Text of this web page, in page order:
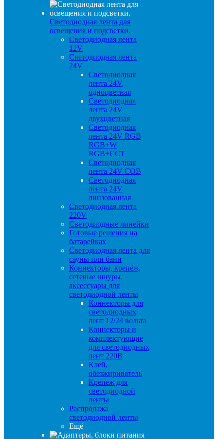
Светодиодная лента для
освещения и подсветки.
Светодиодная лента
12V
Светодиодная лента
24V
Светодиодная
лента 24V
одноцветная
Светодиодная
лента 24V
двухцветная
Светодиодная
лента 24V RGB
RGB+W
RGB+CCT
Светодиодная
лента 24V COB
Светодиодная
лента 24V
линзованная
Светодиодная лента
220V
Светодиодные линейки
Готовые решения на
батарейках
Светодиодная лента для
сауны или бани
Коннекторы, крепёж,
сетевые шнуры,
аксессуары для
светодиодной ленты
Коннекторы для
светодиодных
лент 12/24 вольта
Коннекторы и
комплектующие
для светодиодных
лент 220В
Клей,
обезжириватель
Крепеж для
светодиодной
ленты
Распродажа
светодиодной ленты
Ещё